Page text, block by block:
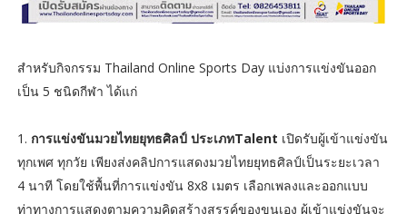
สำหรับกิจกรรม Thailand Online Sports Day แบ่งการแข่งขันออก
เป็น 5 ชนิดกีฬา ได้แก่
1. การแข่งขันมวยไทยยุทธศิลป์ ประเภทTalent เปิดรับผู้เข้าแข่งขัน
ทุกเพศ ทุกวัย เพียงส่งคลิปการแสดงมวยไทยยุทธศิลป์เป็นระยะเวลา
4 นาที โดยใช้พื้นที่การแข่งขัน 8x8 เมตร เลือกเพลงและออกแบบ
ท่าทางการแสดงตามความคิดสร้างสรรค์ของขนเอง ผู้เข้าแข่งขันจะ